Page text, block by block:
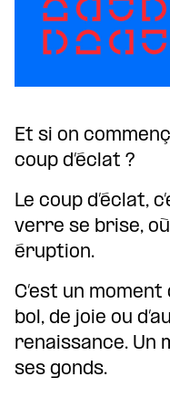
Et si on
coup d’éclat ?
Le coup d’éclat,
verre se brise,
éruption.
C’est un
bol, de joie ou
renaissance. Un
ses gonds.